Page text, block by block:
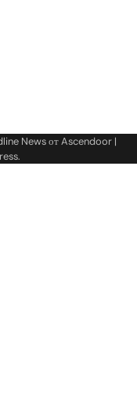
News отAscendoor |
.